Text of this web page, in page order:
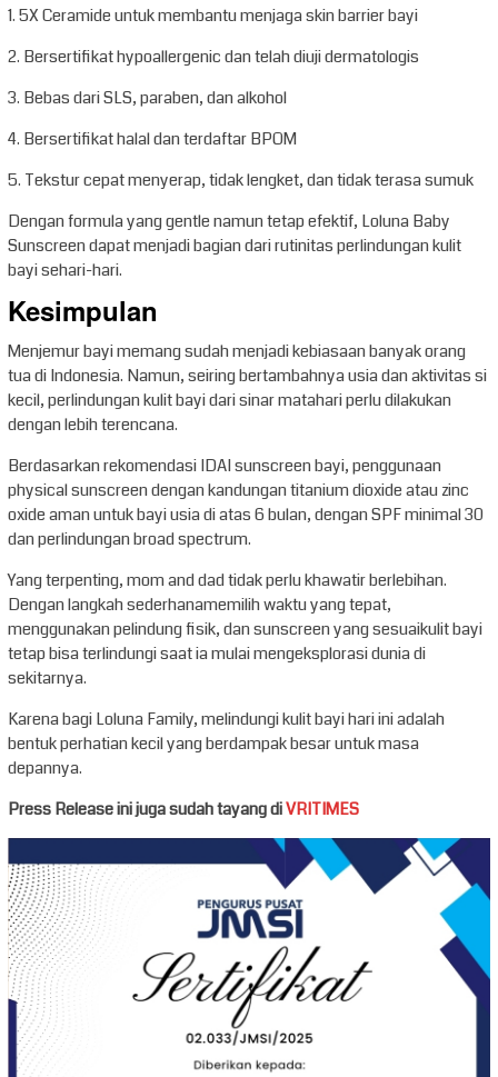
1. 5X Ceramide untuk membantu menjaga skin barrier bayi
2. Bersertifikat hypoallergenic dan telah diuji dermatologis
3. Bebas dari SLS, paraben, dan alkohol
4. Bersertifikat halal dan terdaftar BPOM
5. Tekstur cepat menyerap, tidak lengket, dan tidak terasa sumuk
Dengan formula yang gentle namun tetap efektif, Loluna Baby
Sunscreen dapat menjadi bagian dari rutinitas perlindungan kulit
bayi sehari-hari.
Kesimpulan
Menjemur bayi memang sudah menjadi kebiasaan banyak orang
tua di Indonesia. Namun, seiring bertambahnya usia dan aktivitas si
kecil, perlindungan kulit bayi dari sinar matahari perlu dilakukan
dengan lebih terencana.
Berdasarkan rekomendasi IDAI sunscreen bayi, penggunaan
physical sunscreen dengan kandungan titanium dioxide atau zinc
oxide aman untuk bayi usia di atas 6 bulan, dengan SPF minimal 30
dan perlindungan broad spectrum.
Yang terpenting, mom and dad tidak perlu khawatir berlebihan.
Dengan langkah sederhanamemilih waktu yang tepat,
menggunakan pelindung fisik, dan sunscreen yang sesuaikulit bayi
tetap bisa terlindungi saat ia mulai mengeksplorasi dunia di
sekitarnya.
Karena bagi Loluna Family, melindungi kulit bayi hari ini adalah
bentuk perhatian kecil yang berdampak besar untuk masa
depannya.
Press Release ini juga sudah tayang diVRITIMES